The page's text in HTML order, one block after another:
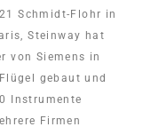
Schmidt-Flohr in
Steinway hat
von Siemens in
gebaut und
Instrumente
Firmen